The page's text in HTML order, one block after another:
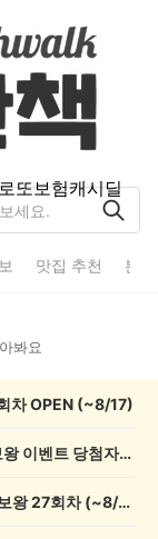
또보험캐시딜
맛집 추천 분
봐요
차 OPEN (~8/17)
💰[당첨자 발표] 26회차 우리 동네 정보왕 이벤트 당첨자를 발표합니다!
💸 전원 2,000캐시 지급! 우리 동네 정보왕 27회차 (~8/10)